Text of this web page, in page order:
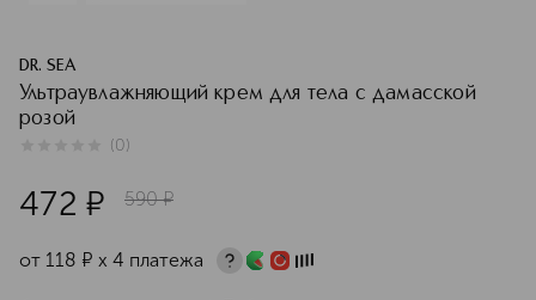
DR. SEA
Ультраувлажняющий крем для тела с дамасской
розой
(0)
472 ¤ 590 ¤
от 118 ¤ х 4 платежа